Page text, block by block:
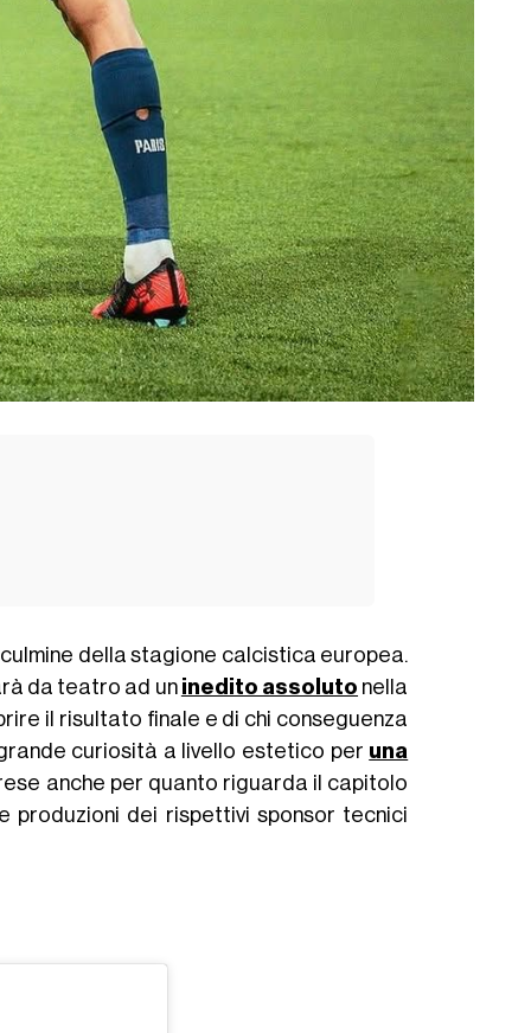
culmine della stagione calcistica europea.
da teatro ad un inedito assoluto nella
il risultato finale e di chi conseguenza
curiosità a livello estetico per una
anche per quanto riguarda il capitolo
produzioni dei rispettivi sponsor tecnici